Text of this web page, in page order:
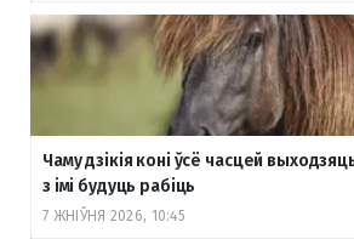
Чаму дзікія коні ўсё часцей
з імі будуць рабіць
7 ЖНІЎНЯ 2026, 10:45